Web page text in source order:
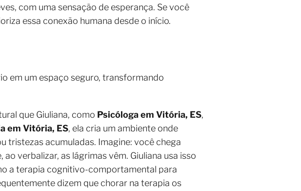
com uma sensação de esperança. Se você
essa conexão humana desde o início.
em um espaço seguro, transformando
que Giuliana, como Psicóloga em Vitória, ES,
em Vitória, ES, ela cria um ambiente onde
tristezas acumuladas. Imagine: você chega
verbalizar, as lágrimas vêm. Giuliana usa isso
a terapia cognitivo-comportamental para
dizem que chorar na terapia os